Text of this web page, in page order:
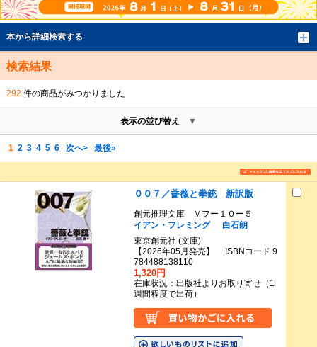
本から詳細検索する
検索結果
292 件の商品がみつかりました
表示の並び替え
1 2 3 4 5 6 次へ> 最後»
００７／薔薇と拳銃 新訳版
創元推理文庫 Ｍフー１０ー５
イアン・フレミング
白石朗
東京創元社 (文庫)
【2026年05月発売】 ISBNコード 9
784488138110
1,320円
在庫状況：出版社よりお取り寄せ（1
週間程度で出荷）